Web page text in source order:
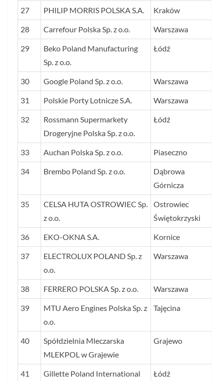
27 PHILIP MORRIS POLSKA S.A. Kraków
28 Carrefour Polska Sp. z o.o. Warszawa
29
Beko Poland Manufacturing
Sp. z o.o.
Łódź
30 Google Poland Sp. z o.o. Warszawa
31 Polskie Porty Lotnicze S.A. Warszawa
32
Rossmann Supermarkety
Drogeryjne Polska Sp. z o.o.
Łódź
33 Auchan Polska Sp. z o.o. Piaseczno
34 Brembo Poland Sp. z o.o.
Dąbrowa
Górnicza
35
CELSA HUTA OSTROWIEC Sp.
z o.o.
Ostrowiec
Świętokrzyski
36 EKO-OKNA S.A. Kornice
37
ELECTROLUX POLAND Sp. z
o.o.
Warszawa
38 FERRERO POLSKA Sp. z o.o. Warszawa
39
MTU Aero Engines Polska Sp. z
o.o.
Tajęcina
40
Spółdzielnia Mleczarska
MLEKPOL w Grajewie
Grajewo
41
Gillette Poland International
Łódź